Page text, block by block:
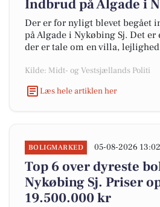
Indbrud på Algade i
Der er for nyligt blevet begået
på Algade i Nykøbing Sj. Det
der er tale om en villa,
Kilde: Midt- og Vestsjællands Politi
Læs hele artiklen her
BOLIGMARKED 05-08-2026 13:02
Top 6 over dyreste
Nykøbing Sj. Priser
19.500.000 kr